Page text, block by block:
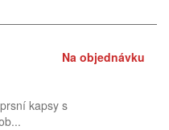
Na objednávku
kapsy s